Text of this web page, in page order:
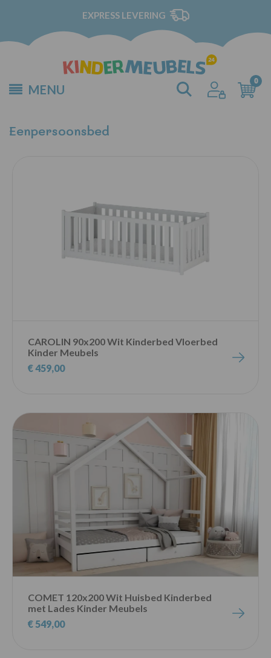
EXPRESS LEVERING
MENU
Eenpersoonsbed
CAROLIN 90x200 Wit Kinderbed Vloerbed
Kinder Meubels
€ 459,00
COMET 120x200 Wit Huisbed Kinderbed
met Lades Kinder Meubels
€ 549,00